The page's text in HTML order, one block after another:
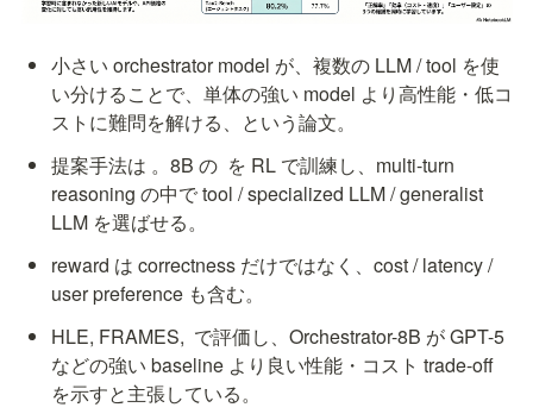
小さい orchestrator model が、複数の LLM / tool を使
い分けることで、単体の強い model より高性能・低コ
ストに難問を解ける、という論文。
提案手法は 。8B の を RL で訓練し、multi-turn
reasoning の中で tool / specialized LLM / generalist
LLM を選ばせる。
reward は correctness だけではなく、cost / latency /
user preference も含む。
HLE, FRAMES, で評価し、Orchestrator-8B が GPT-5
などの強い baseline より良い性能・コスト trade-off
を示すと主張している。